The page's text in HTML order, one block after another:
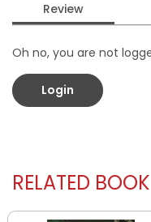
Review
Oh no, you are not
Login
RELATED BOOK